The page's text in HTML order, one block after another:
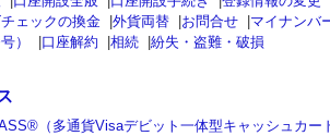
ェックの換金 |外貨両替 |お問合せ |マイナンバ
）
|口座解約 |相続 |紛失・盗難・破損
（多通貨Visaデビット一体型キャッシュカー